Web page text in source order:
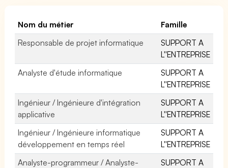
Nom du métier
Famille
Responsable de projet informatique
SUPPORT A
L''ENTREPRISE
Analyste d'étude informatique
SUPPORT A
L''ENTREPRISE
Ingénieur / Ingénieure d'intégration
applicative
SUPPORT A
L''ENTREPRISE
Ingénieur / Ingénieure informatique
développement en temps réel
SUPPORT A
L''ENTREPRISE
Analyste-programmeur / Analyste-
SUPPORT A